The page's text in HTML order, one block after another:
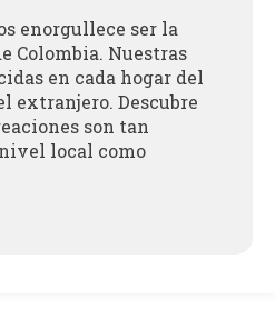
enorgullece ser la
Colombia. Nuestras
en cada hogar del
extranjero. Descubre
son tan
local como